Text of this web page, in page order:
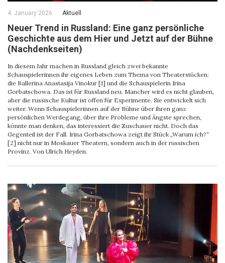
4. January 2026 Aktuell
Neuer Trend in Russland: Eine ganz persönliche
Geschichte aus dem Hier und Jetzt auf der Bühne
(Nachdenkseiten)
In diesem Jahr machen in Russland gleich zwei bekannte
Schauspielerinnen ihr eigenes Leben zum Thema von Theaterstücken:
die Ballerina Anastasija Vinokur [1] und die Schauspielerin Irina
Gorbatschowa. Das ist für Russland neu. Mancher wird es nicht glauben,
aber die russische Kultur ist offen für Experimente. Sie entwickelt sich
weiter. Wenn Schauspielerinnen auf der Bühne über ihren ganz
persönlichen Werdegang, über ihre Probleme und Ängste sprechen,
könnte man denken, das interessiert die Zuschauer nicht. Doch das
Gegenteil ist der Fall. Irina Gorbatschowa zeigt ihr Stück „Warum ich?“
[2] nicht nur in Moskauer Theatern, sondern auch in der russischen
Provinz. Von Ulrich Heyden.